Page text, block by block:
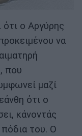
ότι ο Αργύρης
να
που
μαζί
ότι ο
κάνοντάς
του. Ο